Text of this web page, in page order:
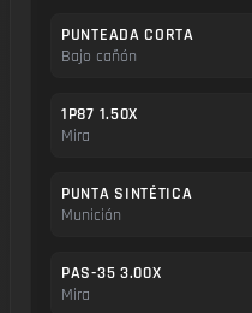
PUNTEADA CORTA
Bajo cañón
1P87 1.50X
Mira
PUNTA SINTÉTICA
Munición
PAS-35 3.00X
Mira